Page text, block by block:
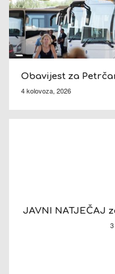
Obavijest za
4 kolovoza, 2026
JAVNI NATJEČAJ